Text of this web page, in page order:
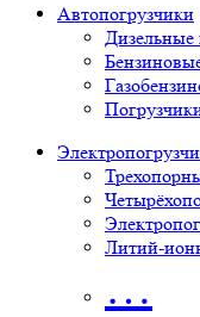
Автопогрузчики
Дизельные
Литий-
…